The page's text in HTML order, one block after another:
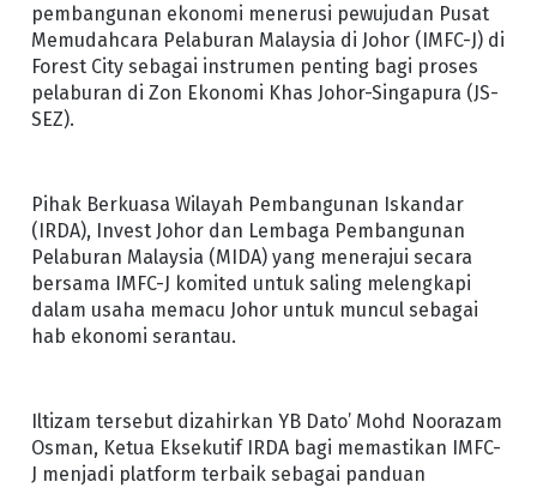
pembangunan ekonomi menerusi pewujudan Pusat
Memudahcara Pelaburan Malaysia di Johor (IMFC-J) di
Forest City sebagai instrumen penting bagi proses
pelaburan di Zon Ekonomi Khas Johor-Singapura (JS-
SEZ).
Pihak Berkuasa Wilayah Pembangunan Iskandar
(IRDA), Invest Johor dan Lembaga Pembangunan
Pelaburan Malaysia (MIDA) yang menerajui secara
bersama IMFC-J komited untuk saling melengkapi
dalam usaha memacu Johor untuk muncul sebagai
hab ekonomi serantau.
Iltizam tersebut dizahirkan YB Dato’ Mohd Noorazam
Osman, Ketua Eksekutif IRDA bagi memastikan IMFC-
J menjadi platform terbaik sebagai panduan